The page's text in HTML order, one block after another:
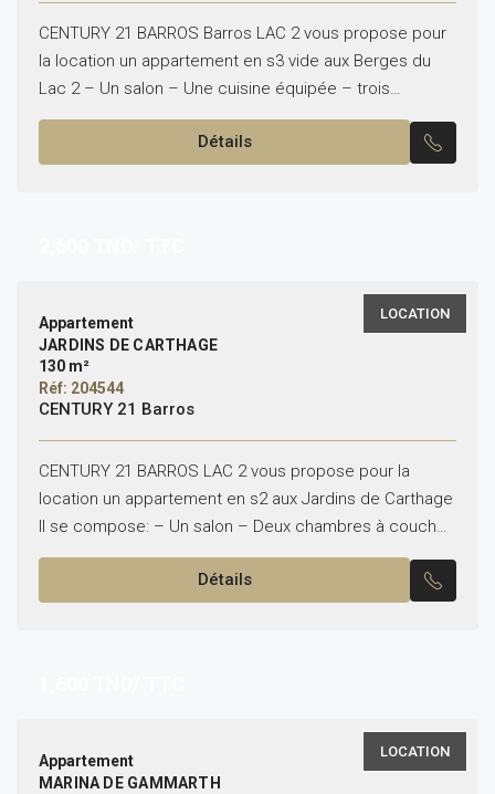
CENTURY 21 BARROS Barros LAC 2 vous propose pour
la location un appartement en s3 vide aux Berges du
Lac 2 – Un salon – Une cuisine équipée – trois
chambres à...
Détails
LOCATION
Appartement
JARDINS DE CARTHAGE
130 m²
Réf: 204544
CENTURY 21 Barros
CENTURY 21 BARROS LAC 2 vous propose pour la
location un appartement en s2 aux Jardins de Carthage
Il se compose: – Un salon – Deux chambres à coucher
– Une cuisine...
Détails
LOCATION
Appartement
MARINA DE GAMMARTH